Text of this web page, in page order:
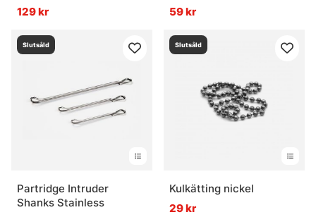
129 kr
59 kr
Slutsåld
Partridge Intruder
Shanks Stainless
Slutsåld
Kulkätting nickel
29 kr